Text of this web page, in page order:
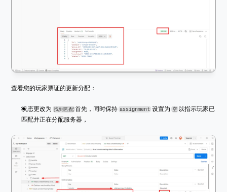
查看您的玩家票证的更新分配：
状态更改为 找到匹配 首先，同时保持 assignment 设置为 空以指示玩家已
匹配并正在分配服务器，